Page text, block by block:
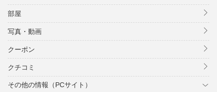
部屋
写真・動画
クーポン
クチコミ
その他の情報（PCサイト）